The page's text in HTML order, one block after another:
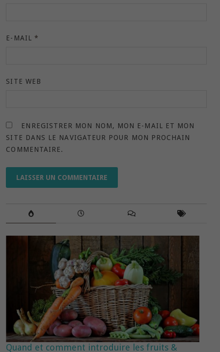
E-MAIL *
SITE WEB
ENREGISTRER MON NOM, MON E-MAIL ET MON
SITE DANS LE NAVIGATEUR POUR MON PROCHAIN
COMMENTAIRE.
Quand et comment introduire les fruits &